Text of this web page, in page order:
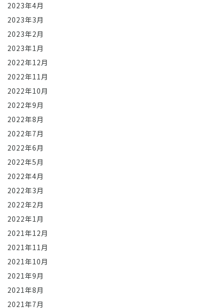
2023年4月
2023年3月
2023年2月
2023年1月
2022年12月
2022年11月
2022年10月
2022年9月
2022年8月
2022年7月
2022年6月
2022年5月
2022年4月
2022年3月
2022年2月
2022年1月
2021年12月
2021年11月
2021年10月
2021年9月
2021年8月
2021年7月